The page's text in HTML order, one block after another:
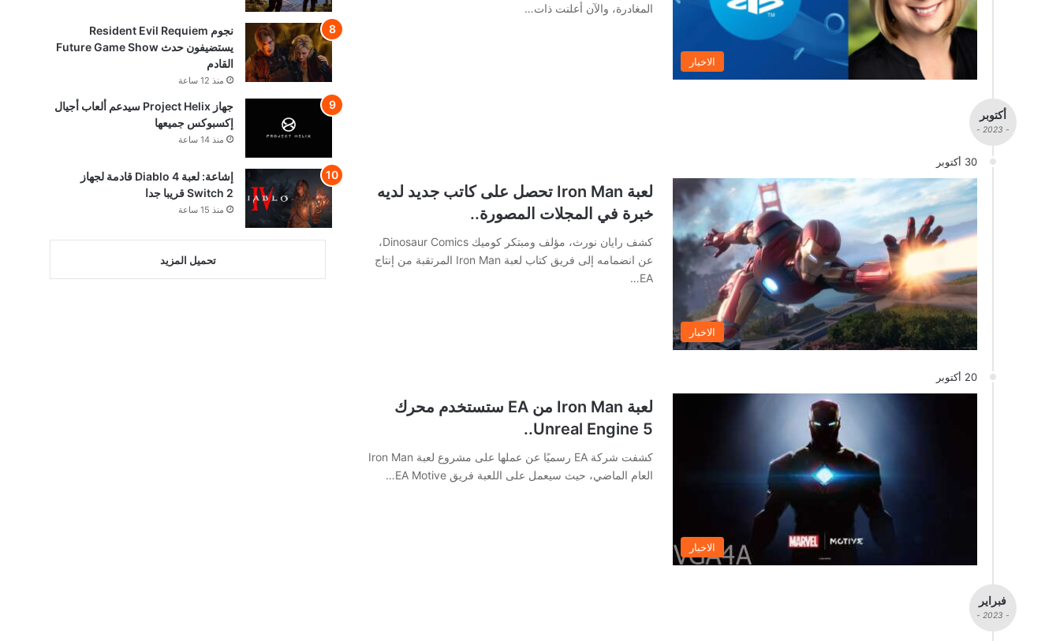
الاخبار
المغادرة، والآن أعلنت ذات…
أكتوبر
- 2023 -
30 أكتوبر
الاخبار
لعبة Iron Man تحصل على كاتب جديد لديه
خبرة في المجلات المصورة..
كشف رايان نورث، مؤلف ومبتكر كوميك Dinosaur Comics،
عن انضمامه إلى فريق كتاب لعبة Iron Man المرتقبة من إنتاج
EA…
20 أكتوبر
الاخبار
لعبة Iron Man من EA ستستخدم محرك
Unreal Engine 5..
كشفت شركة EA رسميًا عن عملها على مشروع لعبة Iron Man
العام الماضي، حيث سيعمل على اللعبة فريق EA Motive…
فبراير
- 2023 -
نجوم Resident Evil Requiem
يستضيفون حدث Future Game Show
القادم
منذ 12 ساعة
جهاز Project Helix سيدعم ألعاب أجيال
إكسبوكس جميعها
منذ 14 ساعة
إشاعة: لعبة Diablo 4 قادمة لجهاز
Switch 2 قريبا جدا
منذ 15 ساعة
تحميل المزيد